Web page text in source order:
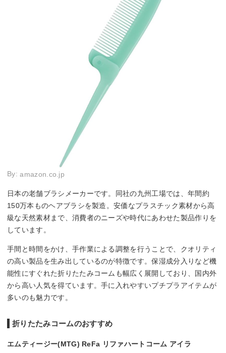
By:amazon.co.jp
日本の老舗ブラシメーカーです。同社の九州工場では、年間約
150万本ものヘアブラシを製造。安価なプラスチック素材から高
級な天然素材まで、消費者のニーズや時代にあわせた製品作りを
しています。
手間と時間をかけ、手作業による調整を行うことで、クオリティ
の高い製品を生み出しているのが特徴です。保湿成分入りなど機
能性にすぐれた折りたたみコームも幅広く展開しており、国内外
から高い人気を得ています。手に入れやすいプチプラアイテムが
多いのも魅力です。
折りたたみコームのおすすめ
エムティージー(MTG) ReFa リファハートコーム アイラ